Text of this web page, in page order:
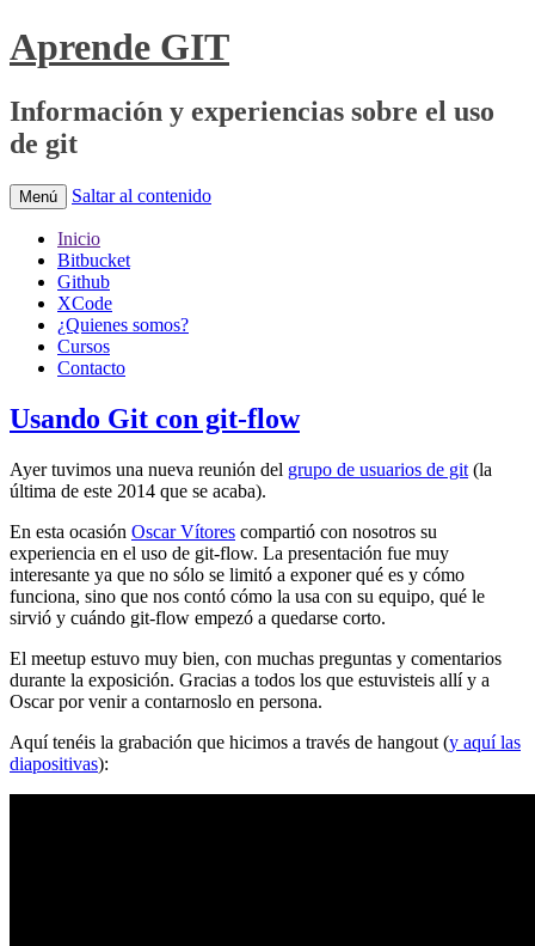
Aprende GIT
Información y experiencias sobre el uso
de git
Menú Saltar al contenido
Inicio
Bitbucket
Github
XCode
¿Quienes somos?
Cursos
Contacto
Usando Git con git-flow
Ayer tuvimos una nueva reunión del grupo de usuarios de git (la
última de este 2014 que se acaba).
En esta ocasión Oscar Vítores compartió con nosotros su
experiencia en el uso de git-flow. La presentación fue muy
interesante ya que no sólo se limitó a exponer qué es y cómo
funciona, sino que nos contó cómo la usa con su equipo, qué le
sirvió y cuándo git-flow empezó a quedarse corto.
El meetup estuvo muy bien, con muchas preguntas y comentarios
durante la exposición. Gracias a todos los que estuvisteis allí y a
Oscar por venir a contarnoslo en persona.
Aquí tenéis la grabación que hicimos a través de hangout (y aquí las
diapositivas):